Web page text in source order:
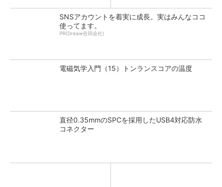
SNSアカウントを着実に成長。実はみんなココ
使ってます。
PR(Dreaw合同会社)
電磁気学入門（15）トンランスコアの温度
直径0.35mmのSPCを採用したUSB4対応防水
コネクター